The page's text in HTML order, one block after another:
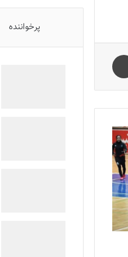
پرخواننده